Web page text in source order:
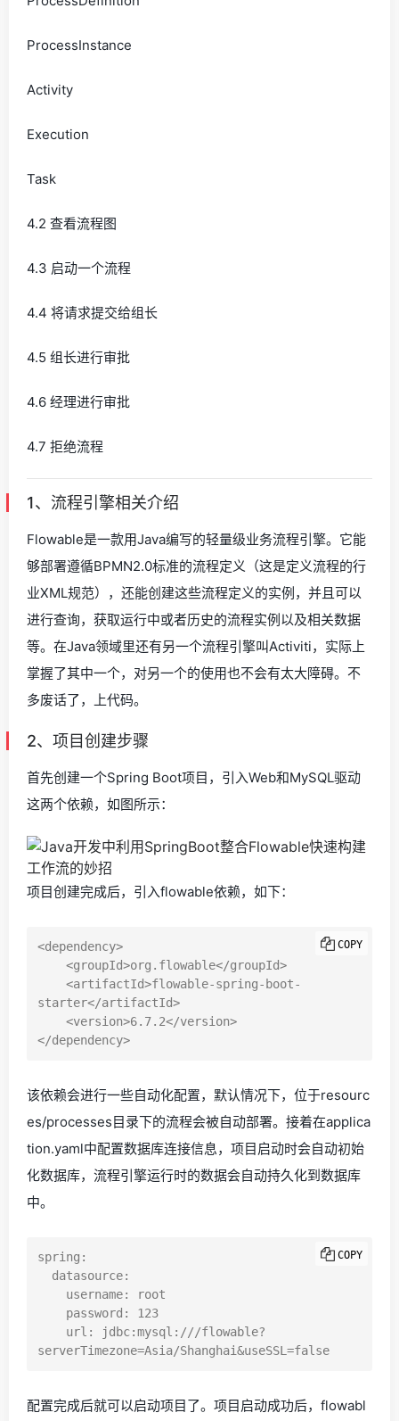
ProcessInstance
Activity
Execution
Task
4.2 查看流程图
4.3 启动一个流程
4.4 将请求提交给组长
4.5 组长进行审批
4.6 经理进行审批
4.7 拒绝流程
1、流程引擎相关介绍
Flowable是一款用Java编写的轻量级业务流程引擎。它能
够部署遵循BPMN2.0标准的流程定义（这是定义流程的行
业XML规范），还能创建这些流程定义的实例，并且可以
进行查询，获取运行中或者历史的流程实例以及相关数据
等。在Java领域里还有另一个流程引擎叫Activiti，实际上
掌握了其中一个，对另一个的使用也不会有太大障碍。不
多废话了，上代码。
2、项目创建步骤
首先创建一个Spring Boot项目，引入Web和MySQL驱动
这两个依赖，如图所示：
项目创建完成后，引入flowable依赖，如下：
<dependency>
starter</artifactId>
COPY
该依赖会进行一些自动化配置，默认情况下，位于resourc
es/processes目录下的流程会被自动部署。接着在applica
tion.yaml中配置数据库连接信息，项目启动时会自动初始
化数据库，流程引擎运行时的数据会自动持久化到数据库
中。
spring:
COPY
配置完成后就可以启动项目了。项目启动成功后，flowabl